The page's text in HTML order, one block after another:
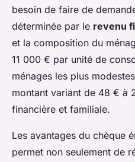
besoin de faire de
déterminée par le revenu
et la composition du
11 000 € par unité de
ménages les plus
montant variant de 48 € à
financière et familiale.
Les avantages du chèque
permet non seulement de